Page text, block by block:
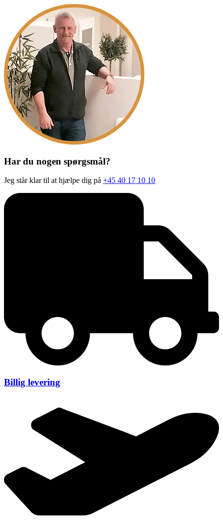
Har du nogen spørgsmål?
Jeg står klar til at hjælpe dig på +45 40 17 10 10
Billig levering